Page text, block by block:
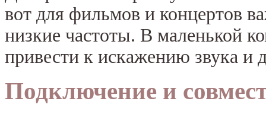
вот для фильмов и концертов
низкие частоты. В маленькой
привести к искажению звука и
Подключение и